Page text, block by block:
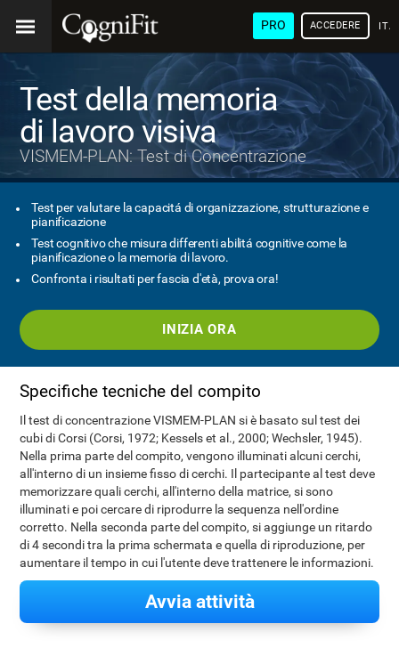
PRO ACCEDERE
Test della memoria
di lavoro visiva
VISMEM-PLAN: Test di Concentrazione
Test per valutare la capacitá di organizzazione, strutturazione e
pianificazione
Test cognitivo che misura differenti abilitá cognitive come la
pianificazione o la memoria di lavoro.
Confronta i risultati per fascia d'età, prova ora!
INIZIA ORA
Specifiche tecniche del compito
Il test di concentrazione VISMEM-PLAN si è basato sul test dei
cubi di Corsi (Corsi, 1972; Kessels et al., 2000; Wechsler, 1945).
Nella prima parte del compito, vengono illuminati alcuni cerchi,
all'interno di un insieme fisso di cerchi. Il partecipante al test deve
memorizzare quali cerchi, all'interno della matrice, si sono
illuminati e poi cercare di riprodurre la sequenza nell'ordine
corretto. Nella seconda parte del compito, si aggiunge un ritardo
di 4 secondi tra la prima schermata e quella di riproduzione, per
aumentare il tempo in cui l'utente deve trattenere le informazioni.
Avvia attività